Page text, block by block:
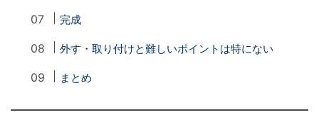
完成
外す・取り付けと難しいポイントは特にない
まとめ